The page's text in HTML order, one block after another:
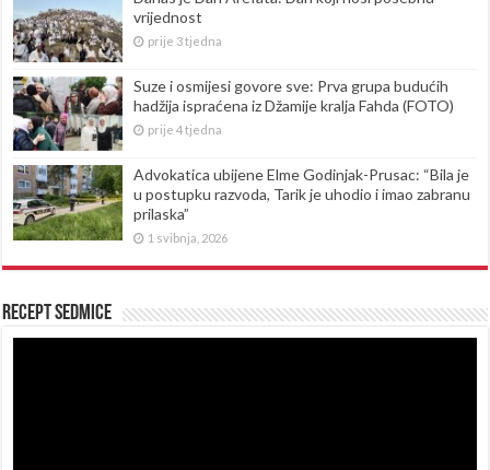
vrijednost
prije 3 tjedna
Suze i osmijesi govore sve: Prva grupa budućih
hadžija ispraćena iz Džamije kralja Fahda (FOTO)
prije 4 tjedna
Advokatica ubijene Elme Godinjak-Prusac: “Bila je
u postupku razvoda, Tarik je uhodio i imao zabranu
prilaska”
1 svibnja, 2026
Recept sedmice